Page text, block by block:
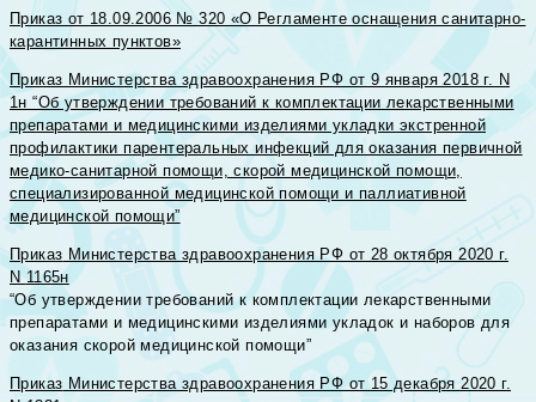
Приказ от 18.09.2006 № 320 «О Регламенте оснащения санитарно-
карантинных пунктов»
Приказ Министерства здравоохранения РФ от 9 января 2018 г. N
1н “Об утверждении требований к комплектации лекарственными
препаратами и медицинскими изделиями укладки экстренной
профилактики парентеральных инфекций для оказания первичной
медико-санитарной помощи, скорой медицинской помощи,
специализированной медицинской помощи и паллиативной
медицинской помощи”
Приказ Министерства здравоохранения РФ от 28 октября 2020 г.
N1165н
“Об утверждении требований к комплектации лекарственными
препаратами и медицинскими изделиями укладок и наборов для
оказания скорой медицинской помощи”
Приказ Министерства здравоохранения РФ от 15 декабря 2020 г.